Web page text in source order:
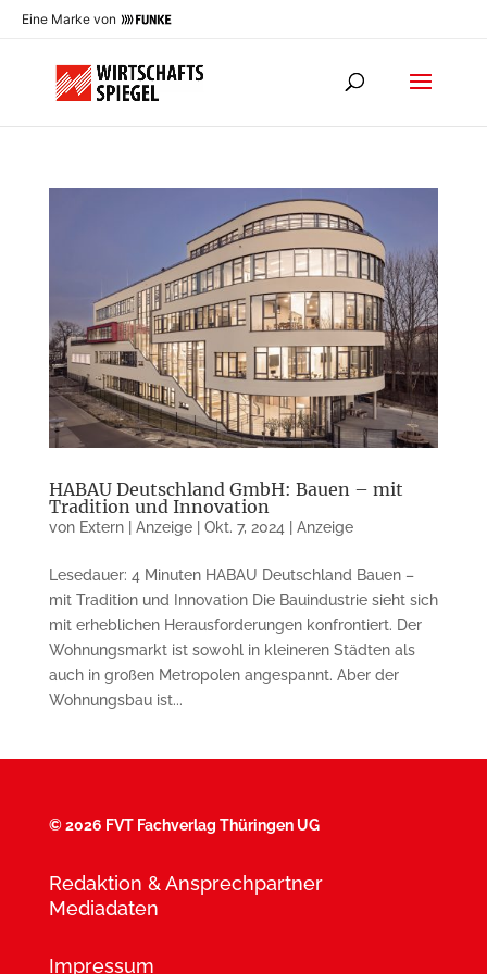
Eine Marke von
HABAU Deutschland GmbH: Bauen – mit
Tradition und Innovation
von Extern | Anzeige| Okt. 7, 2024 Anzeige
Lesedauer: 4 Minuten HABAU Deutschland Bauen –
mit Tradition und Innovation Die Bauindustrie sieht sich
mit erheblichen Herausforderungen konfrontiert. Der
Wohnungsmarkt ist sowohl in kleineren Städten als
auch in großen Metropolen angespannt. Aber der
Wohnungsbau ist...
©2026 FVT Fachverlag Thüringen UG
Redaktion & Ansprechpartner
Mediadaten
Impressum